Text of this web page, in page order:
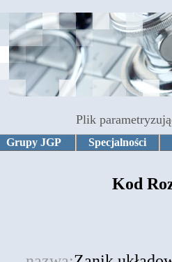
Plik
Grupy JGP Specjalności
Kod